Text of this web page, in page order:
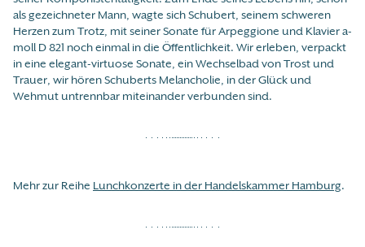
als gezeichneter Mann, wagte sich Schubert, seinem schweren
Herzen zum Trotz, mit seiner Sonate für Arpeggione und Klavier a-
moll D 821 noch einmal in die Öffentlichkeit. Wir erleben, verpackt
in eine elegant-virtuose Sonate, ein Wechselbad von Trost und
Trauer, wir hören Schuberts Melancholie, in der Glück und
Wehmut untrennbar miteinander verbunden sind.
Mehr zur Reihe Lunchkonzerte in der Handelskammer Hamburg.